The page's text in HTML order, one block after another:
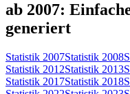
ab 2007:
generiert
Statistik 2007Statistik 2008
Statistik 2012Statistik 2013
Statistik 2017Statistik 2018